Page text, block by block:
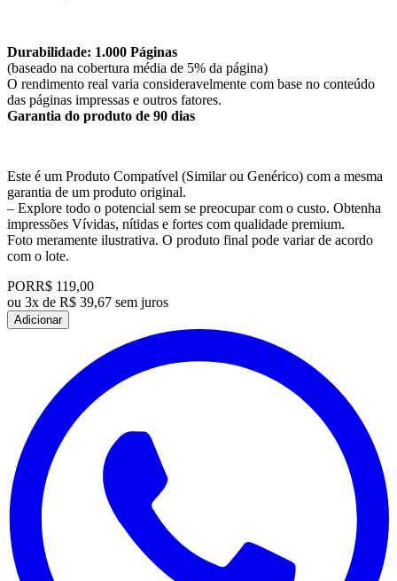
Durabilidade: 1.000 Páginas
(baseado na cobertura média de 5% da página)
O rendimento real varia consideravelmente com base no conteúdo
das páginas impressas e outros fatores.
Garantia do produto de 90 dias
Este é um Produto Compatível (Similar ou Genérico) com a mesma
garantia de um produto original.
– Explore todo o potencial sem se preocupar com o custo. Obtenha
impressões Vívidas, nítidas e fortes com qualidade premium.
Foto meramente ilustrativa. O produto final pode variar de acordo
com o lote.
PORR$ 119,00
ou 3x de R$ 39,67 sem juros
Adicionar